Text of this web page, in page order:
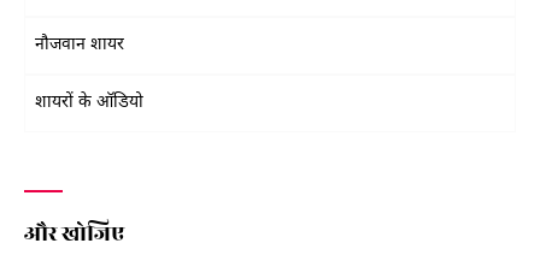
नौजवान शायर
शायरों के ऑडियो
और खोजिए